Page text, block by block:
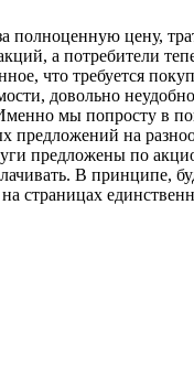
полноценную цену,
а потребители
что требуется
довольно
мы попросту в
предложений на
предложены по
В принципе,